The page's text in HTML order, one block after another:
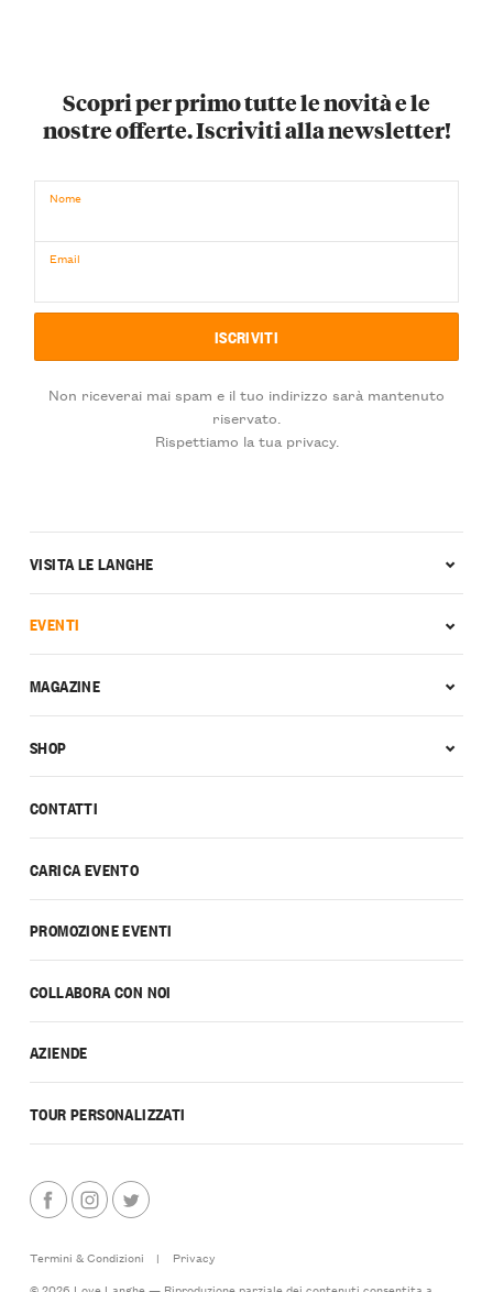
Scopri per primo tutte le novità e le
nostre offerte. Iscriviti alla newsletter!
Nome
Email
Non riceverai mai spam e il tuo indirizzo sarà mantenuto
riservato.
Rispettiamo la tua privacy.
CONTATTI
CARICA EVENTO
PROMOZIONE EVENTI
COLLABORA CON NOI
AZIENDE
TOUR PERSONALIZZATI
VISITA LE LANGHE
EVENTI
MAGAZINE
SHOP
Termini & Condizioni |
Privacy